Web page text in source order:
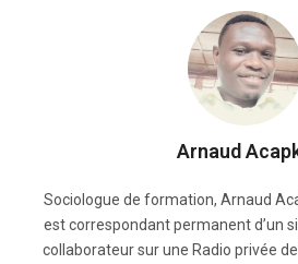
Arnaud
Sociologue de formation, Arnaud
est correspondant permanent d’un
collaborateur sur une Radio privée